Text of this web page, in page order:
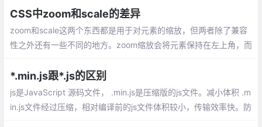
CSS中zoom和scale的差异
zoom和scale这两个东西都是用于对元素的缩放，但两者除了兼容
性之外还有一些不同的地方。zoom缩放会将元素保持在左上角，而
*.min.js跟*.js的区别
js是JavaScript 源码文件， .min.js是压缩版的js文件。减小体积 .m
in.js文件经过压缩，相对编译前的js文件体积较小，传输效率快。防